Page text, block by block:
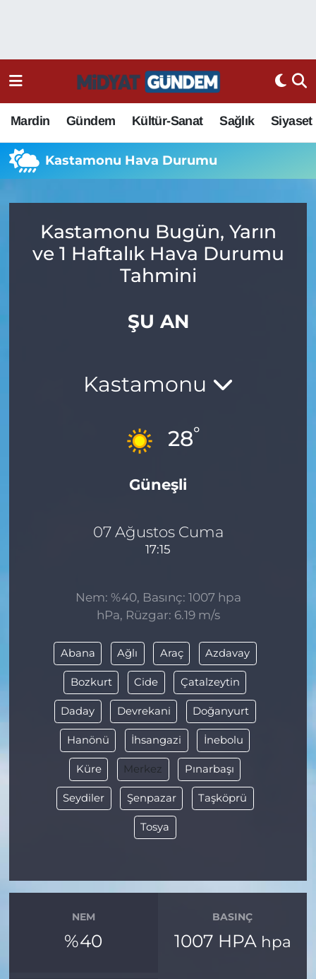
Mardin Gündem Kültür-Sanat Sağlık Siyaset
Kastamonu Hava Durumu
Kastamonu Bugün, Yarın
ve 1 Haftalık Hava Durumu
Tahmini
ŞU AN
Kastamonu
28°
Güneşli
07 Ağustos Cuma
17:15
Nem: %40, Basınç: 1007 hpa
hPa, Rüzgar: 6.19 m/s
Abana Ağlı Araç Azdavay
Bozkurt Cide Çatalzeytin
Daday Devrekani Doğanyurt
Hanönü İhsangazi İnebolu
Küre Merkez Pınarbaşı
Seydiler Şenpazar Taşköprü
Tosya
NEM
%40
BASINÇ
1007 HPA hpa